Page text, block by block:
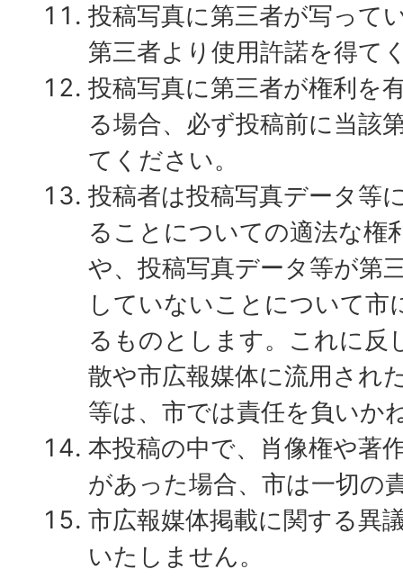
投稿写真に第三者が写って
第三者より使用許諾を得て
投稿写真に第三者が権利を
る場合、必ず投稿前に当該
てください。
投稿者は投稿写真データ等
ることについての適法な権
や、投稿写真データ等が第
していないことについて市
るものとします。これに反
散や市広報媒体に流用され
等は、市では責任を負いか
本投稿の中で、肖像権や著
があった場合、市は一切の
市広報媒体掲載に関する異
いたしません。